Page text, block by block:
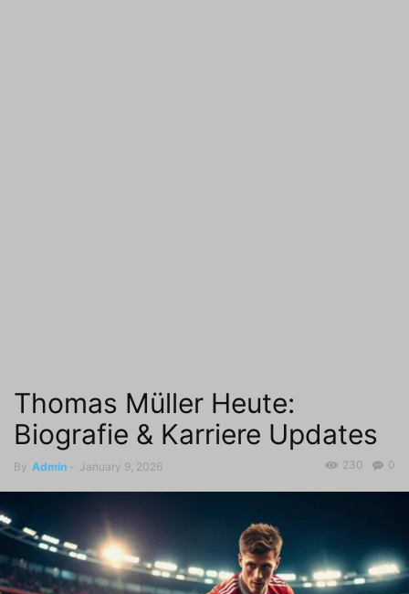
Thomas Müller Heute:
Biografie & Karriere Updates
By Admin - January 9, 2026 0
230